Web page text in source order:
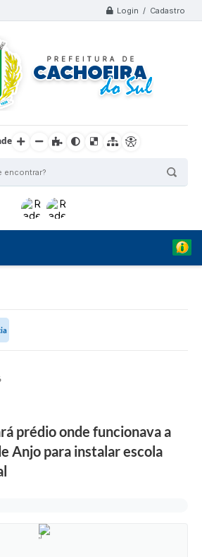
Login / Cadastro
prédio onde funcionava a
Anjo para instalar escola